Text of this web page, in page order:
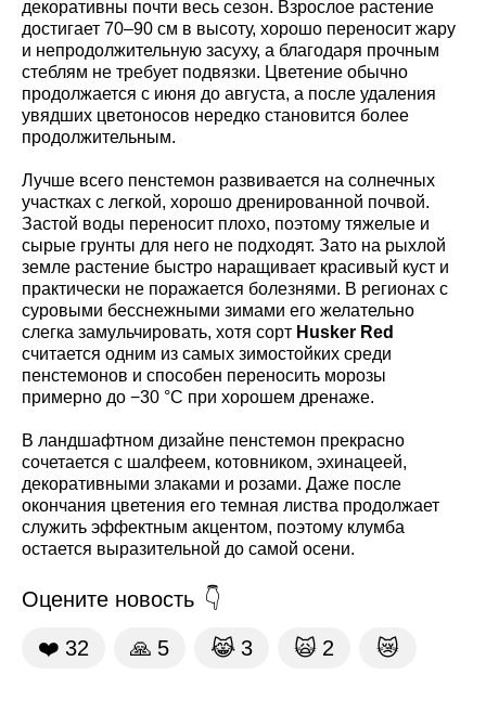
декоративны почти весь сезон. Взрослое растение
достигает 70–90 см в высоту, хорошо переносит жару
и непродолжительную засуху, а благодаря прочным
стеблям не требует подвязки. Цветение обычно
продолжается с июня до августа, а после удаления
увядших цветоносов нередко становится более
продолжительным.
Лучше всего пенстемон развивается на солнечных
участках с легкой, хорошо дренированной почвой.
Застой воды переносит плохо, поэтому тяжелые и
сырые грунты для него не подходят. Зато на рыхлой
земле растение быстро наращивает красивый куст и
практически не поражается болезнями. В регионах с
суровыми бесснежными зимами его желательно
слегка замульчировать, хотя сорт Husker Red
считается одним из самых зимостойких среди
пенстемонов и способен переносить морозы
примерно до −30 °C при хорошем дренаже.
В ландшафтном дизайне пенстемон прекрасно
сочетается с шалфеем, котовником, эхинацеей,
декоративными злаками и розами. Даже после
окончания цветения его темная листва продолжает
служить эффектным акцентом, поэтому клумба
остается выразительной до самой осени.
Оцените новость
❤️ 32 🙏 5 😹 3 🙀 2 😿